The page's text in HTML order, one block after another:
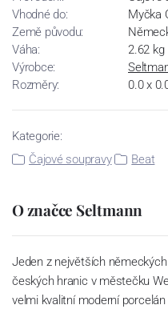
Vhodné do:
Myčka
Země původu:
Váha:
2.62 kg
Výrobce:
Rozměry:
0.0 x
Kategorie:
Čajové soupravy
Beat
O značce Seltmann
Jeden z největších
českých hranic v městečku
velmi kvalitní moderní